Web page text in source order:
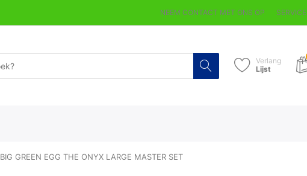
NEEM CONTACT MET ONS OP SERVICE
Verlang
Lijst
BIG GREEN EGG THE ONYX LARGE MASTER SET